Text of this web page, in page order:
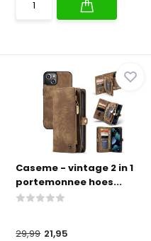
Caseme - vintage 2 in 1
portemonnee hoes...
29,99 21,95